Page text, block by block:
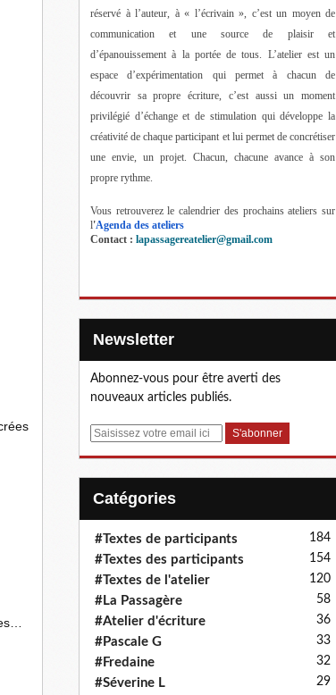
réservé à l’auteur, à « l’écrivain », c’est un moyen de
communication et une source de plaisir et
d’épanouissement à la portée de tous. L’atelier est un
espace d’expérimentation qui permet à chacun de
découvrir sa propre écriture, c’est aussi un moment
privilégié d’échange et de stimulation qui développe la
créativité de chaque participant et lui permet de concrétiser
une envie, un projet. Chacun, chacune avance à son
propre rythme.
Vous retrouverez le calendrier des prochains ateliers sur
l'Agenda des ateliers
Contact : lapassagereatelier@gmail.com
Newsletter
Abonnez-vous pour être averti des
nouveaux articles publiés.
E
Catégories
#Textes de participants 184
#Textes des participants 154
#Textes de l'atelier 120
#La Passagère 58
#Atelier d'écriture 36
#Pascale G 33
#Fredaine 32
#Séverine L 29